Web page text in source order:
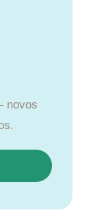
novos